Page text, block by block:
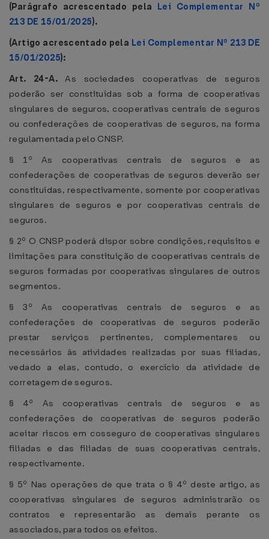
(Parágrafo acrescentado pela Lei Complementar Nº
213 DE 15/01/2025).
(Artigo acrescentado pela Lei Complementar Nº 213 DE
15/01/2025):
Art. 24-A.As sociedades cooperativas de seguros
poderão ser constituídas sob a forma de cooperativas
singulares de seguros, cooperativas centrais de seguros
ou confederações de cooperativas de seguros, na forma
regulamentada pelo CNSP.
§ 1º As cooperativas centrais de seguros e as
confederações de cooperativas de seguros deverão ser
constituídas, respectivamente, somente por cooperativas
singulares de seguros e por cooperativas centrais de
seguros.
§ 2º O CNSP poderá dispor sobre condições, requisitos e
limitações para constituição de cooperativas centrais de
seguros formadas por cooperativas singulares de outros
segmentos.
§ 3º As cooperativas centrais de seguros e as
confederações de cooperativas de seguros poderão
prestar serviços pertinentes, complementares ou
necessários às atividades realizadas por suas filiadas,
vedado a elas, contudo, o exercício da atividade de
corretagem de seguros.
§ 4º As cooperativas centrais de seguros e as
confederações de cooperativas de seguros poderão
aceitar riscos em cosseguro de cooperativas singulares
filiadas e das filiadas de suas cooperativas centrais,
respectivamente.
§ 5º Nas operações de que trata o § 4º deste artigo, as
cooperativas singulares de seguros administrarão os
contratos e representarão as demais perante os
associados, para todos os efeitos.